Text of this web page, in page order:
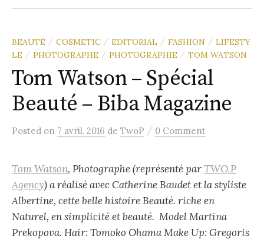
BEAUTÉ / COSMETIC / EDITORIAL / FASHION / LIFESTY
LE
/ PHOTOGRAPHE / PHOTOGRAPHIE / TOM WATSON
Tom Watson – Spécial
Beauté – Biba Magazine
Posted on 7 avril. 2016 de TwoP / 0 Comment
Tom Watson, Photographe (représenté parTWO.P
Agency) a réalisé avec Catherine Baudet et la styliste
Albertine, cette belle histoire Beauté. riche en
Naturel, en simplicité et beauté. Model Martina
Prekopova. Hair: Tomoko Ohama Make Up: Gregoris